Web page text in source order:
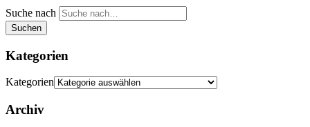
Suche nach
Suchen
Kategorien
Kategorien
Archiv